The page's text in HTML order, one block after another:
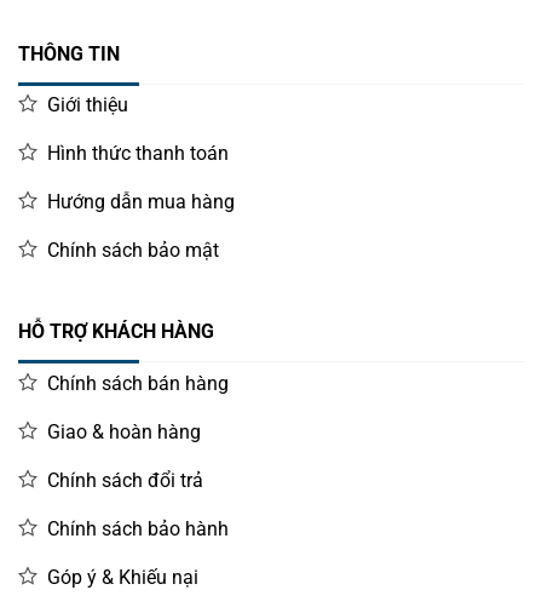
THÔNG TIN
Giới thiệu
Hình thức thanh toán
Hướng dẫn mua hàng
Chính sách bảo mật
HỖ TRỢ KHÁCH HÀNG
Chính sách bán hàng
Giao & hoàn hàng
Chính sách đổi trả
Chính sách bảo hành
Góp ý & Khiếu nại